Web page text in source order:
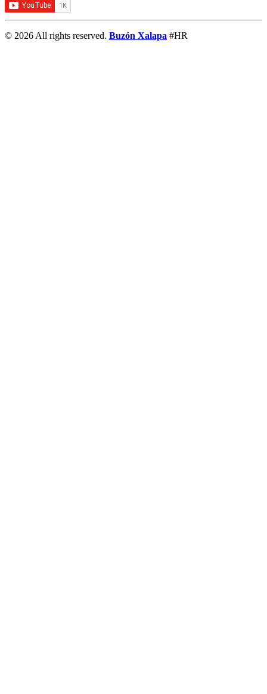
© 2026 All rights reserved. Buzón Xalapa #HR